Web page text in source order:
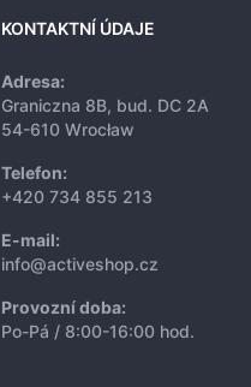
KONTAKTNÍ ÚDAJE
Adresa:
Graniczna 8B, bud. DC 2A
54-610 Wrocław
Telefon:
+420 734 855 213
E-mail:
info@activeshop.cz
Provozní doba:
Po-Pá / 8:00-16:00 hod.